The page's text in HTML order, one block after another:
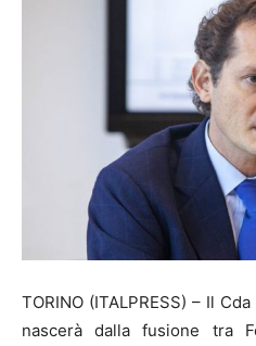
TORINO (ITALPRESS) – Il
nascerà dalla fusione tra